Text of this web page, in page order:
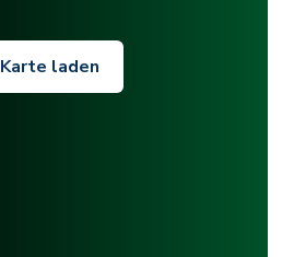
Karte laden